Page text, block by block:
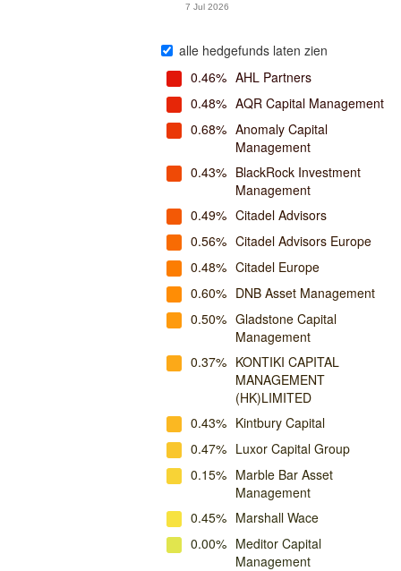
7 Jul 2026
alle hedgefunds laten zien
0.46% AHL Partners
0.48% AQR Capital Management
0.68% Anomaly Capital
Management
0.43% BlackRock Investment
Management
0.49% Citadel Advisors
0.56% Citadel Advisors Europe
0.48% Citadel Europe
0.60% DNB Asset Management
0.50% Gladstone Capital
Management
0.37% KONTIKI CAPITAL
MANAGEMENT
(HK)LIMITED
0.43% Kintbury Capital
0.47% Luxor Capital Group
0.15% Marble Bar Asset
Management
0.45% Marshall Wace
0.00% Meditor Capital
Management